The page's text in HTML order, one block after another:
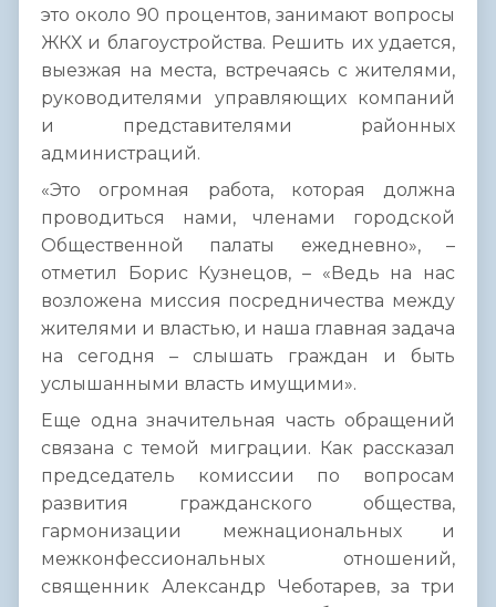
это около 90 процентов, занимают вопросы
ЖКХ и благоустройства. Решить их удается,
выезжая на места, встречаясь с жителями,
руководителями управляющих компаний
и представителями районных
администраций.
«Это огромная работа, которая должна
проводиться нами, членами городской
Общественной палаты ежедневно», –
отметил Борис Кузнецов, – «Ведь на нас
возложена миссия посредничества между
жителями и властью, и наша главная задача
на сегодня – слышать граждан и быть
услышанными власть имущими».
Еще одна значительная часть обращений
связана с темой миграции. Как рассказал
председатель комиссии по вопросам
развития гражданского общества,
гармонизации межнациональных и
межконфессиональных отношений,
священник Александр Чеботарев, за три